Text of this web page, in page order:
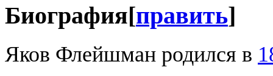
Биография[править]
Яков Флейшман родился в